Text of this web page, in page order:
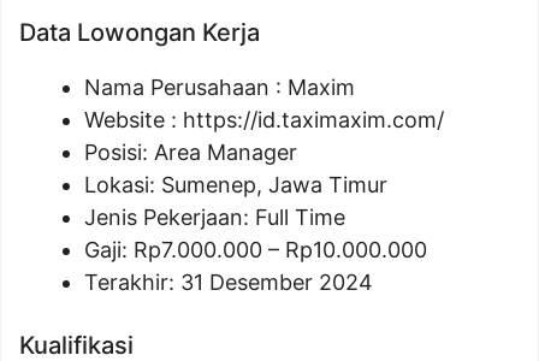
Data Lowongan Kerja
Nama Perusahaan : Maxim
Website : https://id.taximaxim.com/
Posisi: Area Manager
Lokasi: Sumenep, Jawa Timur
Jenis Pekerjaan: Full Time
Gaji: Rp7.000.000 – Rp10.000.000
Terakhir: 31 Desember 2024
Kualifikasi